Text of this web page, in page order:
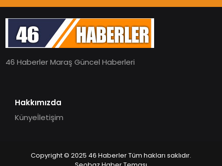
46 Haberler Maraş Güncel Haberleri
Hakkımızda
Künyeİletişim
Copyright © 2025 46 Haberler Tüm hakları saklıdır.